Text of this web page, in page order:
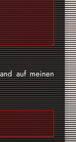
auf meinen